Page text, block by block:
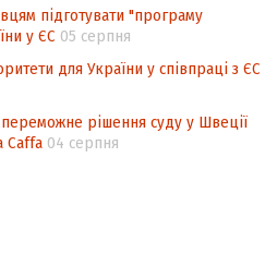
підготувати "програму
у ЄС 05 серпня
для України у співпраці з ЄС
рішення суду у Швеції
Caffa 04 серпня